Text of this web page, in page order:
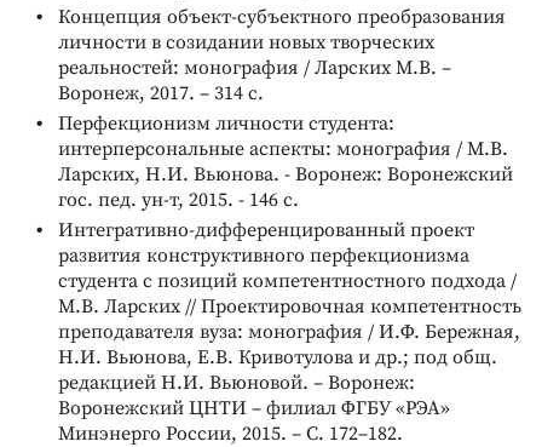
Концепция объект-субъектного преобразования
личности в созидании новых творческих
реальностей: монография / Ларских М.В. –
Воронеж, 2017. – 314 с.
Перфекционизм личности студента:
интерперсональные аспекты: монография / М.В.
Ларских, Н.И. Вьюнова. - Воронеж: Воронежский
гос. пед. ун-т, 2015. - 146 с.
Интегративно-дифференцированный проект
развития конструктивного перфекционизма
студента с позиций компетентностного подхода /
М.В. Ларских // Проектировочная компетентность
преподавателя вуза: монография / И.Ф. Бережная,
Н.И. Вьюнова, Е.В. Кривотулова и др.; под общ.
редакцией Н.И. Вьюновой. – Воронеж:
Воронежский ЦНТИ – филиал ФГБУ «РЭА»
Минэнерго России, 2015. – С. 172–182.